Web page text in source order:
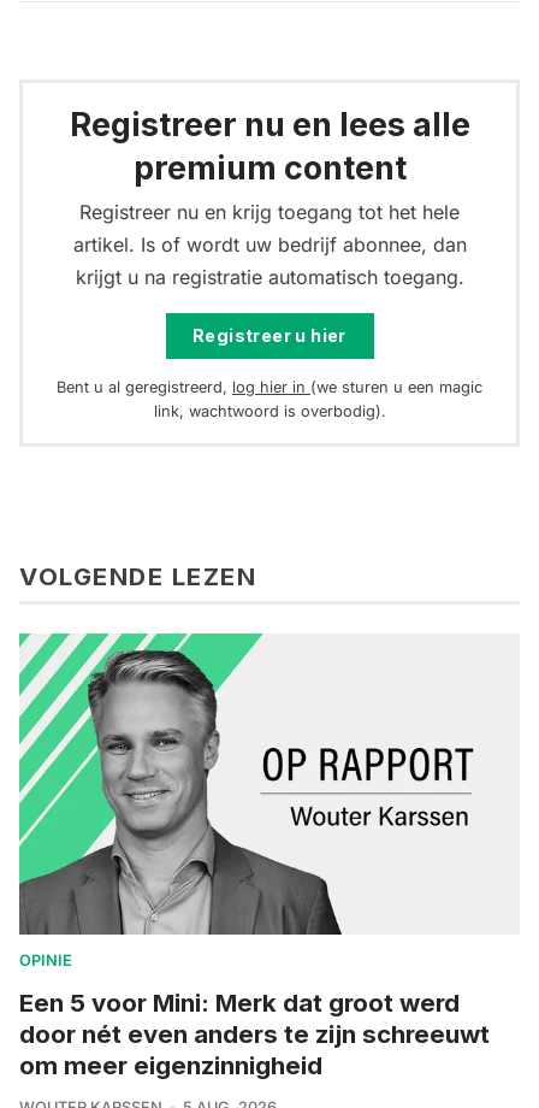
Registreer nu en lees alle
premium content
Registreer nu en krijg toegang tot het hele
artikel. Is of wordt uw bedrijf abonnee, dan
krijgt u na registratie automatisch toegang.
Registreer u hier
Bent u al geregistreerd, log hier in (we sturen u een magic
link, wachtwoord is overbodig).
VOLGENDE LEZEN
OPINIE
Een 5 voor Mini: Merk dat groot werd
door nét even anders te zijn schreeuwt
om meer eigenzinnigheid